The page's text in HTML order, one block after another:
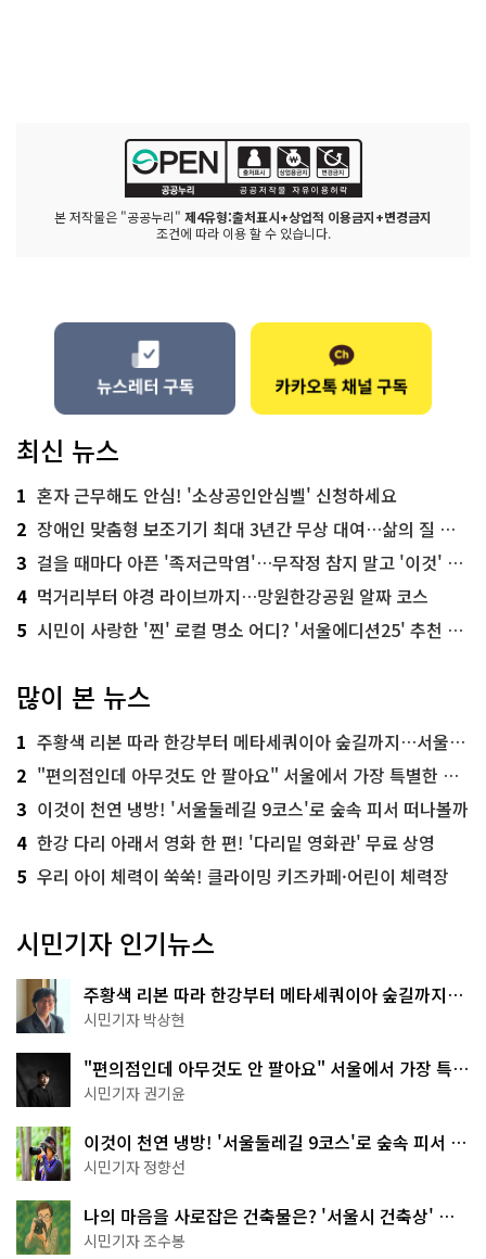
본 저작물은 "공공누리" 제4유형:출처표시+상업적 이용금지+변경금지
조건에 따라 이용 할 수 있습니다.
최신 뉴스
1 혼자 근무해도 안심! '소상공인안심벨' 신청하세요
2 장애인 맞춤형 보조기기 최대 3년간 무상 대여…삶의 질 높인다
3 걸을 때마다 아픈 '족저근막염'…무작정 참지 말고 '이것' 해보세요!
4 먹거리부터 야경 라이브까지…망원한강공원 알짜 코스
5 시민이 사랑한 '찐' 로컬 명소 어디? '서울에디션25' 추천 코스
많이 본 뉴스
1 주황색 리본 따라 한강부터 메타세쿼이아 숲길까지…서울둘레길 15코스
2 "편의점인데 아무것도 안 팔아요" 서울에서 가장 특별한 편의점의 정체
3 이것이 천연 냉방! '서울둘레길 9코스'로 숲속 피서 떠나볼까
4 한강 다리 아래서 영화 한 편! '다리밑 영화관' 무료 상영
5 우리 아이 체력이 쑥쑥! 클라이밍 키즈카페·어린이 체력장
시민기자 인기뉴스
주황색 리본 따라 한강부터 메타세쿼이아 숲길까지…
서울둘레길 15코스
시민기자 박상현
"편의점인데 아무것도 안 팔아요" 서울에서 가장 특별
한 편의점의 정체
시민기자 권기윤
이것이 천연 냉방! '서울둘레길 9코스'로 숲속 피서 떠
나볼까
시민기자 정향선
나의 마음을 사로잡은 건축물은? '서울시 건축상' 수
상작 공개!
시민기자 조수봉